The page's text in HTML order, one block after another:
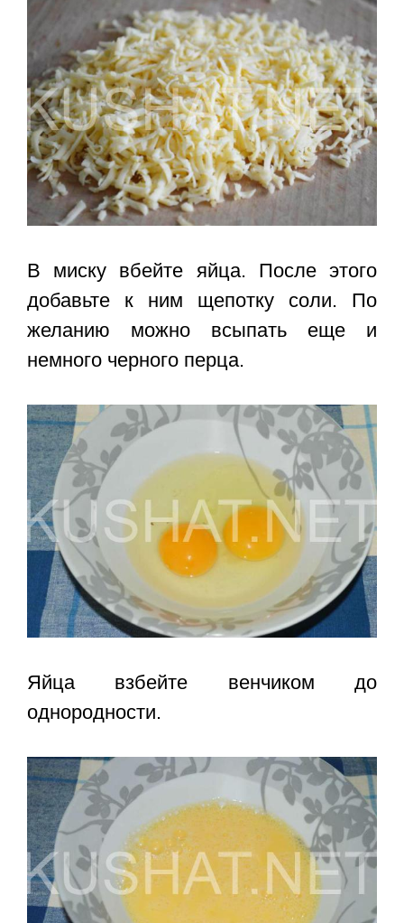
В миску вбейте яйца. После этого
добавьте к ним щепотку соли. По
желанию можно всыпать еще и
немного черного перца.
Яйца взбейте венчиком до
однородности.